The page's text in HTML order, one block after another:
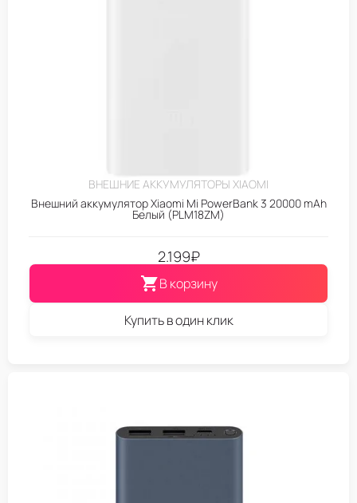
ВНЕШНИЕ АККУМУЛЯТОРЫ XIAOMI
Внешний аккумулятор Xiaomi Mi PowerBank 3 20000 mAh
Белый (PLM18ZM)
2.199₽
В корзину
Купить в один клик